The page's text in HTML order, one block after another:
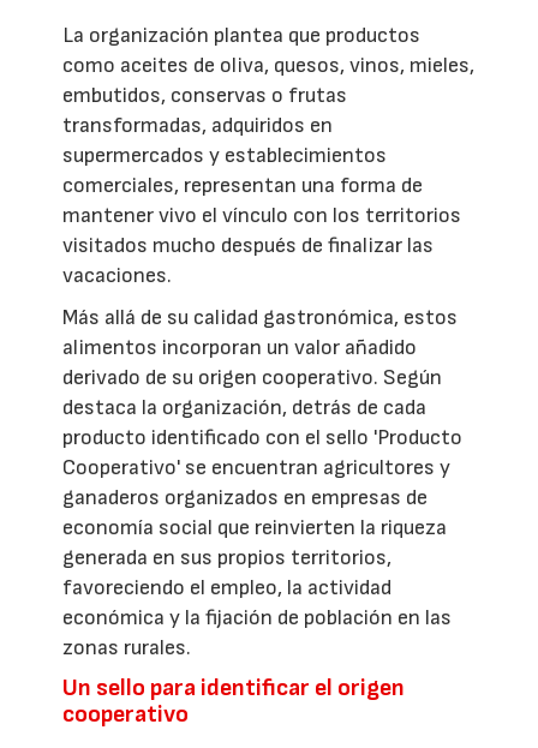
La organización plantea que productos
como aceites de oliva, quesos, vinos, mieles,
embutidos, conservas o frutas
transformadas, adquiridos en
supermercados y establecimientos
comerciales, representan una forma de
mantener vivo el vínculo con los territorios
visitados mucho después de finalizar las
vacaciones.
Más allá de su calidad gastronómica, estos
alimentos incorporan un valor añadido
derivado de su origen cooperativo. Según
destaca la organización, detrás de cada
producto identificado con el sello 'Producto
Cooperativo' se encuentran agricultores y
ganaderos organizados en empresas de
economía social que reinvierten la riqueza
generada en sus propios territorios,
favoreciendo el empleo, la actividad
económica y la fijación de población en las
zonas rurales.
Un sello para identificar el origen
cooperativo